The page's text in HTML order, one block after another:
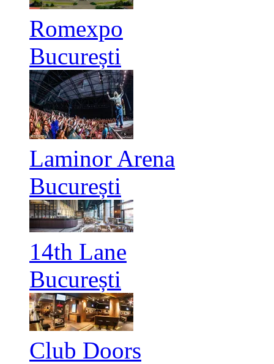
Romexpo
București
Laminor Arena
București
14th Lane
București
Club Doors